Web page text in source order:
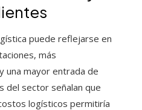
puede reflejarse en
más
una mayor entrada de
del sector señalan que
logísticos permitiría